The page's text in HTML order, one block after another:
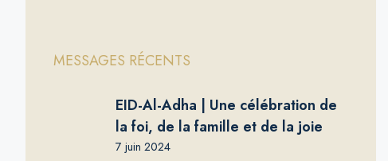
MESSAGES RÉCENTS
EID-Al-Adha | Une célébration de
la foi, de la famille et de la joie
7 juin 2024